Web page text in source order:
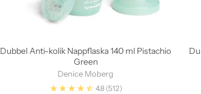
Dubbel Anti-kolik Nappflaska 140 ml Pistachio
Green
Denice Moberg
4.8 (512)